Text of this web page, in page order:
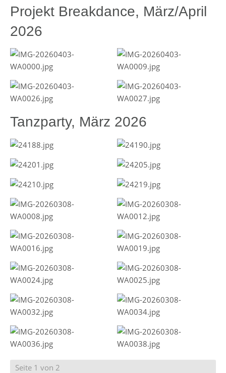
Projekt Breakdance, März/April
2026
Tanzparty, März 2026
Seite 1 von 2